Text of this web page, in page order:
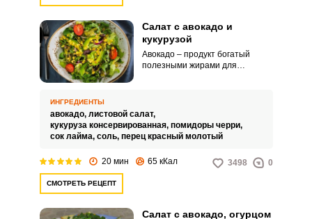
Салат с авокадо и
кукурузой
Авокадо – продукт богатый
полезными жирами для
консервированной кукурузой.
ИНГРЕДИЕНТЫ
авокадо, листовой салат,
кукуруза консервированная, помидоры черри,
сок лайма, соль, перец красный молотый
20 мин 65 кКал 3498 0
СМОТРЕТЬ РЕЦЕПТ
Салат с авокадо, огурцом